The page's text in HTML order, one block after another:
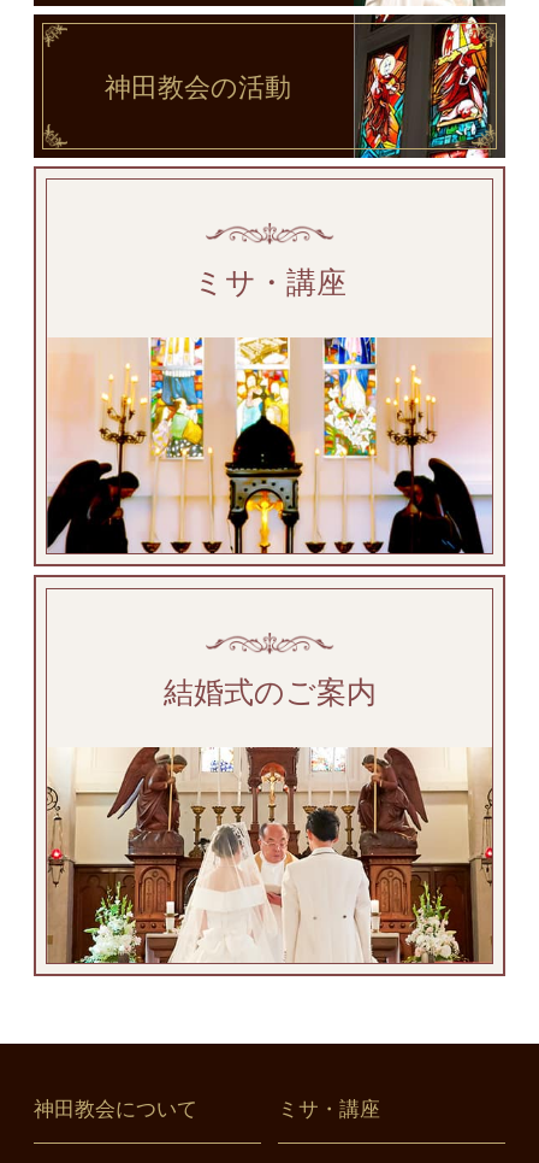
神田教会の活動
ミサ・講座
結婚式のご案内
神田教会について ミサ・講座